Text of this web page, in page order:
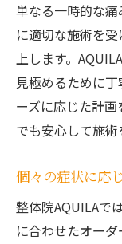
継続的
肩こり
せんげん台
徒歩圏
肩こり
予約制
せんげ
地域の
単なる一時的な
に適切な施術を
上します。
見極めるために
ーズに応じた計
でも安心して施術
個々の症状に応
整体院AQUILAで
に合わせたオー